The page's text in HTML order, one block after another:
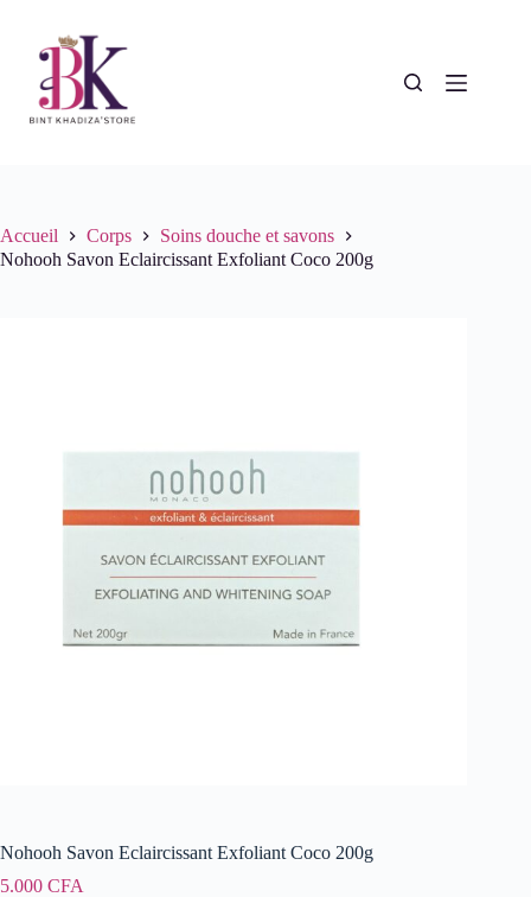
contenu
Accueil Corps
Soins douche et savons
Nohooh Savon Eclaircissant Exfoliant Coco 200g
Nohooh Savon Eclaircissant Exfoliant Coco 200g
5.000 CFA